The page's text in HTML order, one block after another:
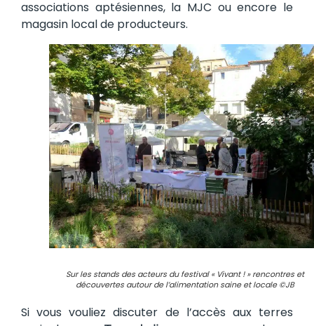
associations aptésiennes, la MJC ou encore le
magasin local de producteurs.
Sur les stands des acteurs du festival « Vivant ! » rencontres et
découvertes autour de l’alimentation saine et locale ©JB
Si vous vouliez discuter de l’accès aux terres